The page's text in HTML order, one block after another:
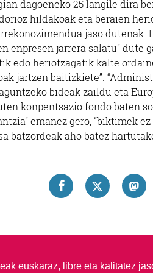
dagoeneko 25 langile dira
hildakoak eta beraien
jaso dutenak.
enpresen jarrera salatu” dute
edo heriotzagatik kalte
jartzen baitizkiete”.
bideak zaildu eta
konpentsazio fondo baten
emanez gero, “biktimek
batzordeak aho batez
euskaraz, libre eta kalitatez